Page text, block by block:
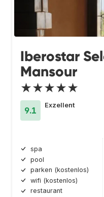
Iberostar
Mansour
★★★★★
9.1
Exzellent
spa
pool
parken (kostenlos)
wifi (kostenlos)
restaurant